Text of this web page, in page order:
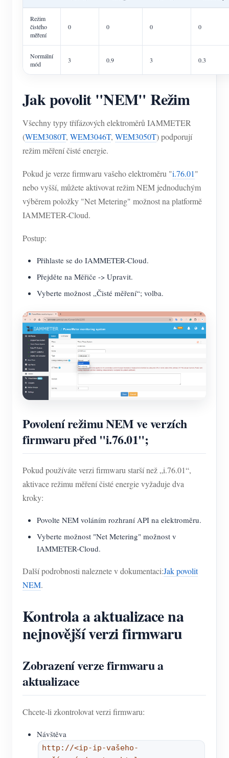
Režim
čistého
měření
0 0 0 0
Normální
mód
3 0.9 3 0.3
Jak povolit "NEM" Režim
Všechny typy třífázových elektroměrů IAMMETER
(WEM3080T, WEM3046T, WEM3050T) podporují
režim měření čisté energie.
Pokud je verze firmwaru vašeho elektroměru "i.76.01"
nebo vyšší, můžete aktivovat režim NEM jednoduchým
výběrem položky "Net Metering" možnost na platformě
IAMMETER-Cloud.
Postup:
Přihlaste se do IAMMETER-Cloud.
Přejděte na Měřiče -> Upravit.
Vyberte možnost „Čisté měření“; volba.
Povolení režimu NEM ve verzích
firmwaru před "i.76.01";
Pokud používáte verzi firmwaru starší než „i.76.01“,
aktivace režimu měření čisté energie vyžaduje dva
kroky:
Povolte NEM voláním rozhraní API na elektroměru.
Vyberte možnost "Net Metering" možnost v
IAMMETER-Cloud.
Další podrobnosti naleznete v dokumentaci:Jak povolit
NEM.
Kontrola a aktualizace na
nejnovější verzi firmwaru
Zobrazení verze firmwaru a
aktualizace
Chcete-li zkontrolovat verzi firmwaru:
Návštěva
http://<ip-ip-vašeho-